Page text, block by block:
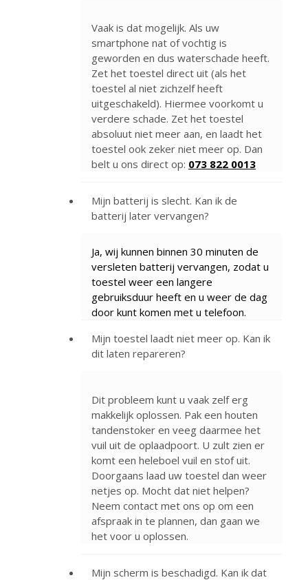
Vaak is dat mogelijk. Als uw
smartphone nat of vochtig is
geworden en dus waterschade heeft.
Zet het toestel direct uit (als het
toestel al niet zichzelf heeft
uitgeschakeld). Hiermee voorkomt u
verdere schade. Zet het toestel
absoluut niet meer aan, en laadt het
toestel ook zeker niet meer op. Dan
belt u ons direct op: 073 822 0013
Mijn batterij is slecht. Kan ik de
batterij later vervangen?
Ja, wij kunnen binnen 30 minuten de
versleten batterij vervangen, zodat u
toestel weer een langere
gebruiksduur heeft en u weer de dag
door kunt komen met u telefoon.
Mijn toestel laadt niet meer op. Kan ik
dit laten repareren?
Dit probleem kunt u vaak zelf erg
makkelijk oplossen. Pak een houten
tandenstoker en veeg daarmee het
vuil uit de oplaadpoort. U zult zien er
komt een heleboel vuil en stof uit.
Doorgaans laad uw toestel dan weer
netjes op. Mocht dat niet helpen?
Neem contact met ons op om een
afspraak in te plannen, dan gaan we
het voor u oplossen.
Mijn scherm is beschadigd. Kan ik dat